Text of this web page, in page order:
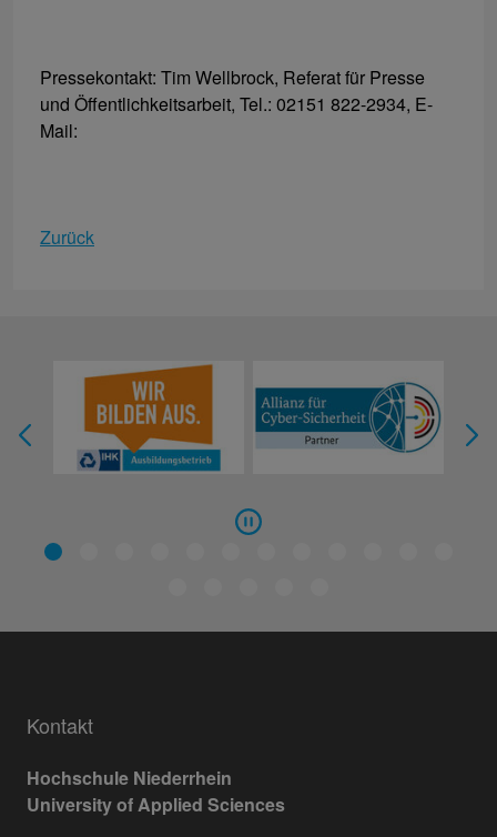
Pressekontakt: Tim Wellbrock, Referat für Presse
und Öffentlichkeitsarbeit, Tel.: 02151 822-2934, E-
Mail:
Zurück
Kontakt
Hochschule Niederrhein
University of Applied Sciences